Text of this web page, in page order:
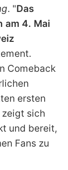
. "Das
am 4. Mai
Comeback
ersten
sich
und bereit,
Fans zu